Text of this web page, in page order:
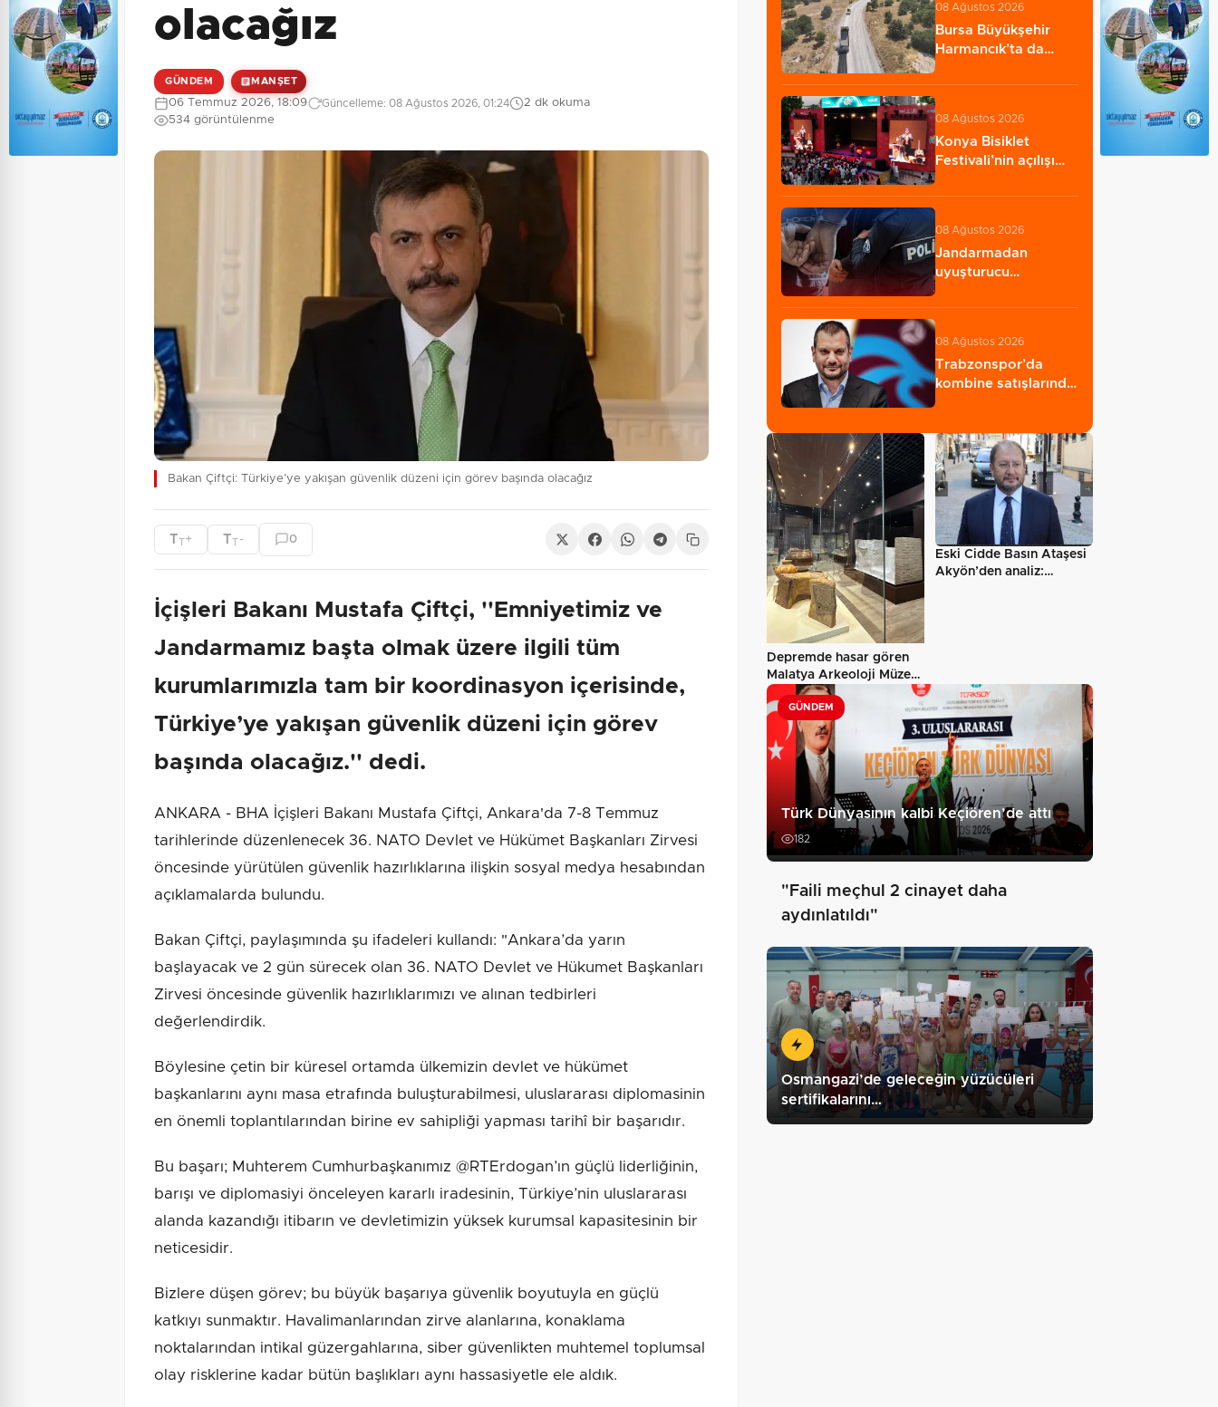
olacağız
GÜNDEM MANŞET
06 Temmuz 2026, 18:09 Güncelleme: 08 Ağustos 2026, 01:24
2 dk okuma
534 görüntülenme
Bakan Çiftçi: Türkiye’ye yakışan güvenlik düzeni için görev başında olacağız
TT+ TT - 0
İçişleri Bakanı Mustafa Çiftçi, ''Emniyetimiz ve
Jandarmamız başta olmak üzere ilgili tüm
kurumlarımızla tam bir koordinasyon içerisinde,
Türkiye’ye yakışan güvenlik düzeni için görev
başında olacağız.'' dedi.
ANKARA - BHA İçişleri Bakanı Mustafa Çiftçi, Ankara'da 7-8 Temmuz
tarihlerinde düzenlenecek 36. NATO Devlet ve Hükümet Başkanları Zirvesi
öncesinde yürütülen güvenlik hazırlıklarına ilişkin sosyal medya hesabından
açıklamalarda bulundu.
Bakan Çiftçi, paylaşımında şu ifadeleri kullandı: "Ankara’da yarın
başlayacak ve 2 gün sürecek olan 36. NATO Devlet ve Hükumet Başkanları
Zirvesi öncesinde güvenlik hazırlıklarımızı ve alınan tedbirleri
değerlendirdik.
Böylesine çetin bir küresel ortamda ülkemizin devlet ve hükümet
başkanlarını aynı masa etrafında buluşturabilmesi, uluslararası diplomasinin
en önemli toplantılarından birine ev sahipliği yapması tarihî bir başarıdır.
Bu başarı; Muhterem Cumhurbaşkanımız @RTErdogan’ın güçlü liderliğinin,
barışı ve diplomasiyi önceleyen kararlı iradesinin, Türkiye’nin uluslararası
alanda kazandığı itibarın ve devletimizin yüksek kurumsal kapasitesinin bir
neticesidir.
Bizlere düşen görev; bu büyük başarıya güvenlik boyutuyla en güçlü
katkıyı sunmaktır. Havalimanlarından zirve alanlarına, konaklama
noktalarından intikal güzergahlarına, siber güvenlikten muhtemel toplumsal
olay risklerine kadar bütün başlıkları aynı hassasiyetle ele aldık.
08 Ağustos 2026
Bursa Büyükşehir
Harmancık’ta da
08 Ağustos 2026
Konya Bisiklet
Festivali’nin açılışı
gerçekleşti…
08 Ağustos 2026
Jandarmadan
uyuşturucu
şüpheli yakalandı…
08 Ağustos 2026
Trabzonspor’da
kombine satışlarında
Depremde hasar gören
Malatya Arkeoloji Müzesi
yeniden…
Eski Cidde Basın Ataşesi
Akyön’den analiz:
GÜNDEM
Türk Dünyasının kalbi Keçiören’de attı
182
"Faili meçhul 2 cinayet daha
aydınlatıldı"
Osmangazi’de geleceğin yüzücüleri
sertifikalarını…